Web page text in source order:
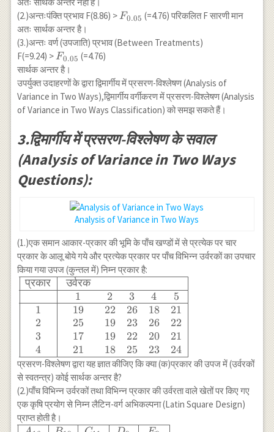
\text{(1.)अन्तःस्तम्भ }
& 7.5 & 3 & 2.5 &
F_1=\frac{2.5}{1.75}
& 4.76 \\
\text{(Between
Salesmen)} & & & &
F \approx 1.43 \\
\hline
\text{(2.)अंतःपंक्ति } &
F_2=\frac{15.5}
{1.75} & 4.76 \\
\text{(Between
Territory)} & & & &
F \approx 8.86 \\
\text{(3.)अन्तःअभिक्रिया
} & 48.5 & 3 & 16.17
& F_3=\frac{16.17}
{1.75} & 4.76 \\
\text{ (Bet.
Treatments)} & & &
& \approx 9.24 \\
\hline
\text{(4.)अवशिष्ट } &
10.5 & 6 & 1.75 & &
\\ \text{(Residual)}
& & & & & \\ \hline
\text{कुल योग} & 113
& 15 & & \\ \hline
\end{array}
(2.)अन्तःपंक्ति प्रभाव F(8.86) >F_{0.05}
F0.05 (=4.76) परिकलित F सारणी मान
अतः सार्थक अन्तर है।
(3.)अन्तः वर्ण (उपजाति) प्रभाव (Between Treatments)
F(=9.24) >F_{0.05}
F0.05 (=4.76)
सार्थक अन्तर है।
उपर्युक्त उदाहरणों के द्वारा द्विमार्गीय में प्रसरण-विश्लेषण (Analysis of
Variance in Two Ways),द्विमार्गीय वर्गीकरण में प्रसरण-विश्लेषण (Analysis
of Variance in Two Ways Classification) को समझ सकते हैं।
3.द्विमार्गीय में प्रसरण-विश्लेषण के सवाल
(Analysis of Variance in Two Ways
Questions):
Analysis of Variance in Two Ways
(1.)एक समान आकार-प्रकार की भूमि के पाँच खण्डों में से प्रत्येक पर चार
प्रकार के आलू बोये गये और प्रत्येक प्रकार पर पाँच विभिन्न उर्वरकों का उपचार
किया गया उपज (कुन्तल में) निम्न प्रकार है:
\begin{array}
\hline
\text{प्रकार}
& \text{
उर्वरक } \\
\hline & 1 &
2 & 3 & 4 & 5
\\ \hline 1 &
19 & 22 & 26
& 18 & 21 \\
2 & 25 & 19
प्रकार
1
2
3
4
उर्वरक
1
19
25
17
21
2
22
19
19
18
3
26
23
22
25
4
18
26
20
23
5
21
22
21
24
प्रसरण-विश्लेषण द्वारा यह ज्ञात कीजिए कि क्या (क)प्रकार की उपज में (उर्वरकों
से स्वतन्त्र) कोई सार्थक अन्तर है?
(2.)पाँच विभिन्न उर्वरकों तथा विभिन्न प्रकार की उर्वरता वाले खेतों पर किए गए
एक कृषि प्रयोग से निम्न लैटिन-वर्ग अभिकल्पना (Latin Square Design)
प्राप्त होती है।